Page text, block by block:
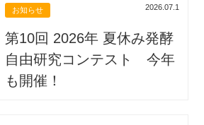
お知らせ 2026.07.1
第10回 2026年 夏休み発酵
自由研究コンテスト 今年
も開催！